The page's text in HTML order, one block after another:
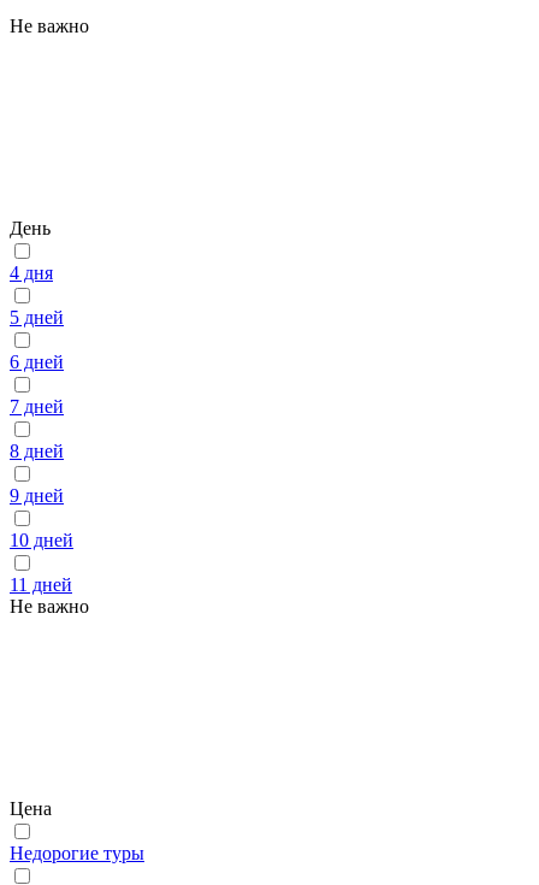
Не важно
День
4 дня
5 дней
6 дней
7 дней
8 дней
9 дней
10 дней
11 дней
Не важно
Цена
Недорогие туры